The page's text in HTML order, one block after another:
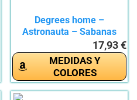
Degrees home –
Astronauta – Sabanas
17,93 €
MEDIDAS Y
COLORES